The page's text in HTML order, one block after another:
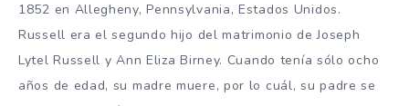
1852 en Allegheny, Pennsylvania, Estados Unidos.
Russell era el segundo hijo del matrimonio de Joseph
Lytel Russell y Ann Eliza Birney. Cuando tenía sólo ocho
años de edad, su madre muere, por lo cuál, su padre se